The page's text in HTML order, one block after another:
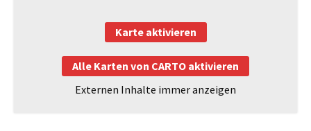
Karte aktivieren
Alle Karten von CARTO aktivieren
Externen Inhalte immer anzeigen